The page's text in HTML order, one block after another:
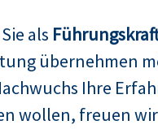
als
übernehmen
Ihre
wollen, freuen